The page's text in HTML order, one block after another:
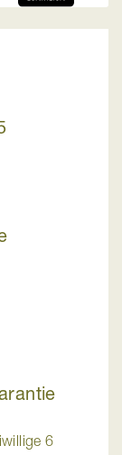
6